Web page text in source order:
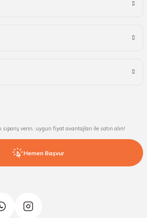
sipariş verin, uygun fiyat avantajları ile satın alın!
Hemen Başvur